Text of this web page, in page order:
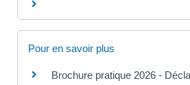
Pour en savoir plus
Brochure pratique 2026 -